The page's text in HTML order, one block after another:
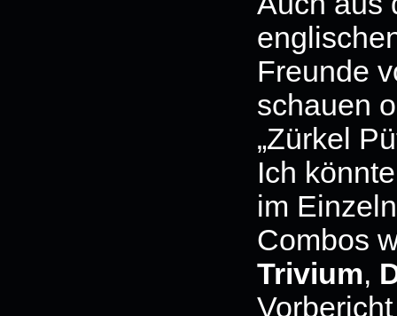
Freunde
schauen
„Zürkel
Ich
im
Combos
Trivium,